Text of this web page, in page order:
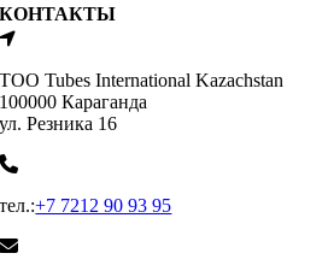
КОНТАКТЫ
ТОО Tubes International Kazachstan
100000 Караганда
ул. Резника 16
тел.:+7 7212 90 93 95